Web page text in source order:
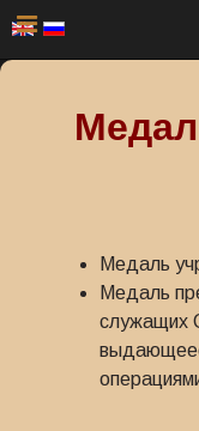
Медаль
Медаль
служащих